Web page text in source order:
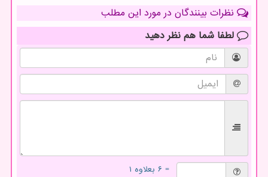
نظرات بینندگان در مورد این مطلب
لطفا شما هم نظر دهید
= ۶ بعلاوه ۱